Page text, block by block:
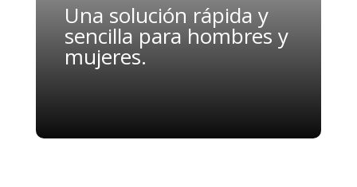
Una solución rápida y
sencilla para hombres y
mujeres.